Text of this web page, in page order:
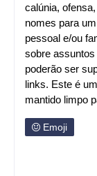
calúnia,
nomes para
pessoal e/ou
sobre
poderão ser
links. Este é
mantido limpo
Emoji